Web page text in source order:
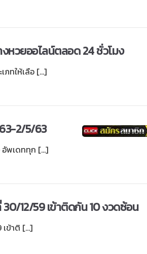
หวยออไลน์ตลอด 24 ชั่วโมง
ทให้เลือ […]
2/5/63
อัพเดททุก […]
12/59 เข้าติดกัน 10 งวดซ้อน
เข้าติ […]